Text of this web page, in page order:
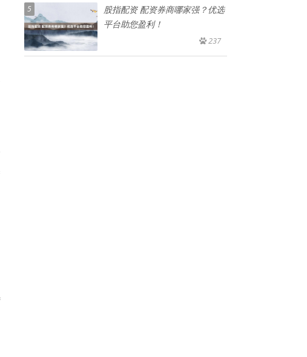
5
股指配资 配资券商哪家强？优选
平台助您盈利！
237